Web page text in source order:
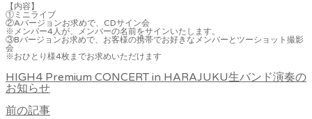
【内容】
①ミニライブ
②Aバージョンお求めで、CDサイン会
※メンバー4人が、メンバーの名前をサインいたします。
③Bバージョンお求めで、お客様の携帯でお好きなメンバーとツーショット撮影
会
※おひとり様4枚までお求めいただけます
HIGH4 Premium CONCERT in HARAJUKU生バンド演奏の
お知らせ
前の記事